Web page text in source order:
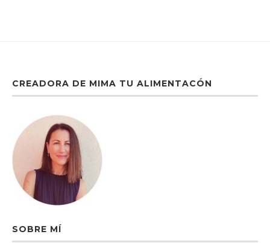
CREADORA DE MIMA TU ALIMENTACÓN
SOBRE MÍ